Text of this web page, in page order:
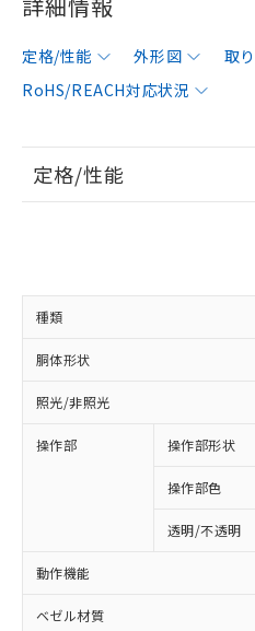
定格/性能 外形図 取
RoHS/REACH対応状況
定格/性能
種類
胴体形状
照光/非照光
操作部 操作部形状
操作部色
透明/不透明
動作機能
ベゼル材質